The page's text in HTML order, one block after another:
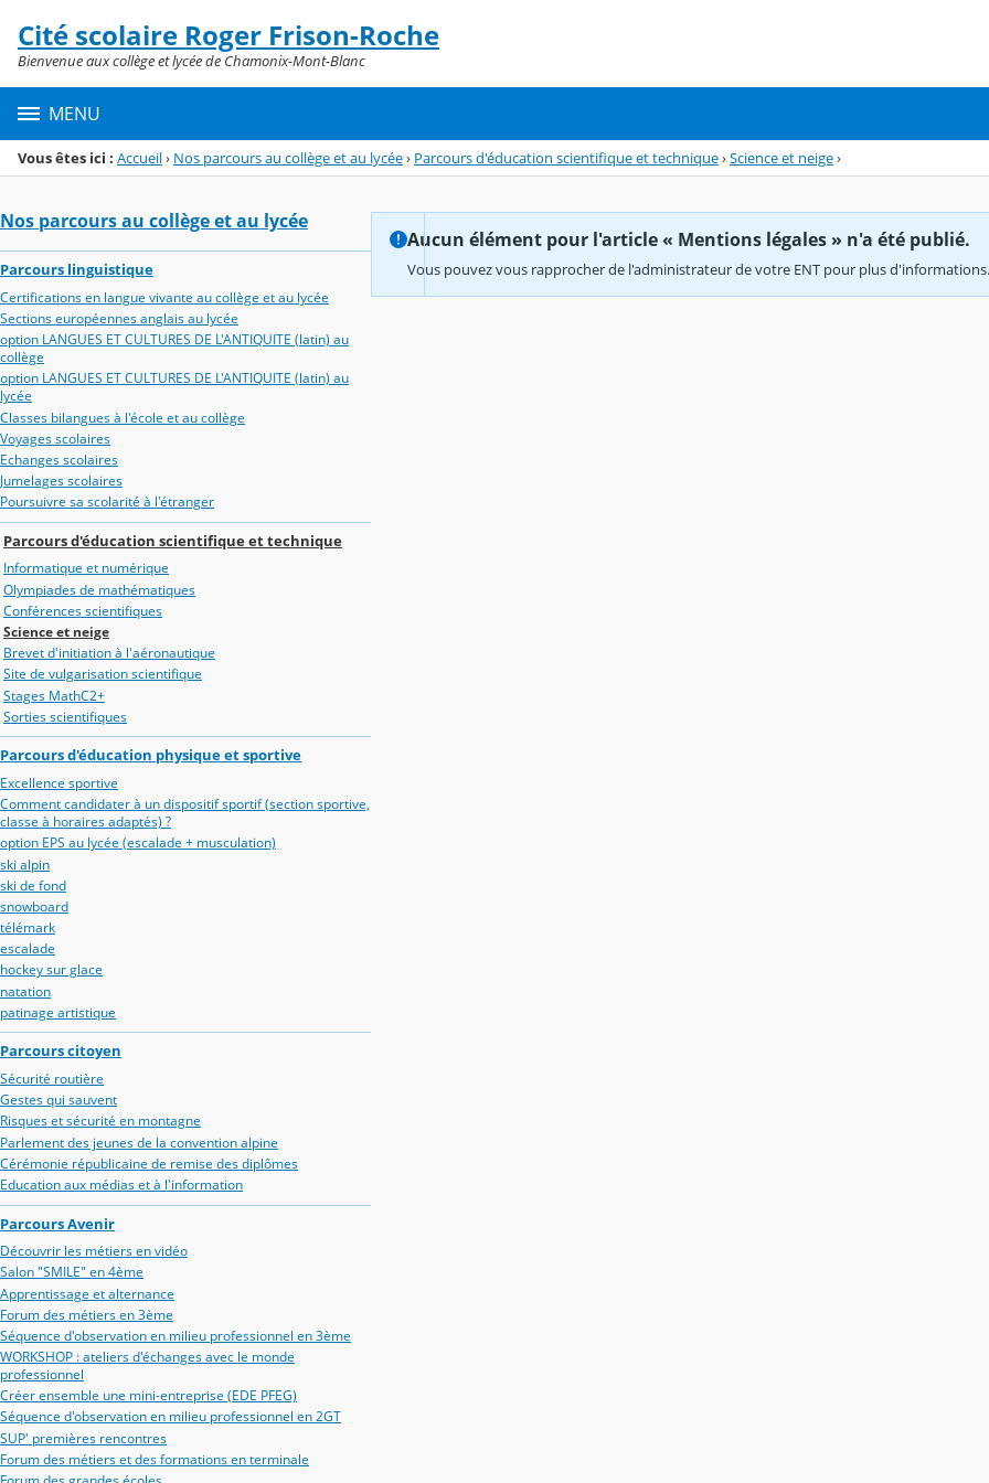
Menu de la rubrique
Contenu
Cité scolaire Roger Frison-Roche
Bienvenue aux collège et lycée de Chamonix-Mont-Blanc
MENU
Vous êtes ici : Accueil› Nos parcours au collège et au lycée› Parcours d'éducation scientifique et technique›Science et neige›
Nos parcours au collège et au lycée
Parcours linguistique
Certifications en langue vivante au collège et au lycée
Sections européennes anglais au lycée
option LANGUES ET CULTURES DE L'ANTIQUITE (latin) au
collège
option LANGUES ET CULTURES DE L'ANTIQUITE (latin) au
lycée
Classes bilangues à l'école et au collège
Voyages scolaires
Echanges scolaires
Jumelages scolaires
Poursuivre sa scolarité à l'étranger
Parcours d'éducation scientifique et technique
Informatique et numérique
Olympiades de mathématiques
Conférences scientifiques
Science et neige
Brevet d'initiation à l'aéronautique
Site de vulgarisation scientifique
Stages MathC2+
Sorties scientifiques
Parcours d'éducation physique et sportive
Excellence sportive
Comment candidater à un dispositif sportif (section sportive,
classe à horaires adaptés) ?
option EPS au lycée (escalade + musculation)
ski alpin
ski de fond
snowboard
télémark
escalade
hockey sur glace
natation
patinage artistique
Parcours citoyen
Sécurité routière
Gestes qui sauvent
Risques et sécurité en montagne
Parlement des jeunes de la convention alpine
Cérémonie républicaine de remise des diplômes
Education aux médias et à l'information
Parcours Avenir
Découvrir les métiers en vidéo
Salon "SMILE" en 4ème
Apprentissage et alternance
Forum des métiers en 3ème
Séquence d'observation en milieu professionnel en 3ème
WORKSHOP : ateliers d'échanges avec le monde
professionnel
Créer ensemble une mini-entreprise (EDE PFEG)
Séquence d'observation en milieu professionnel en 2GT
SUP' premières rencontres
Forum des métiers et des formations en terminale
Aucun élément pour l'article « Mentions légales » n'a été publié.
Vous pouvez vous rapprocher de l'administrateur de votre ENT pour plus d'informations.